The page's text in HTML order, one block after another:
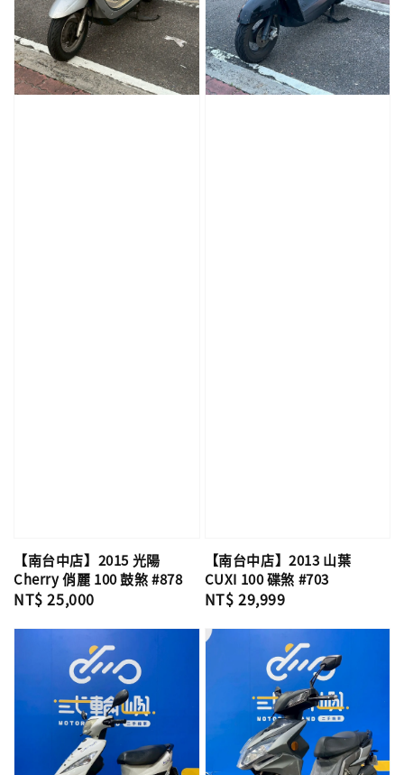
【南台中店】2015 光陽
Cherry 俏麗 100 鼓煞 #878
Regular
NT$ 25,000
【南台中店】2013 山葉
CUXI 100 碟煞 #703
Regular
NT$ 29,999